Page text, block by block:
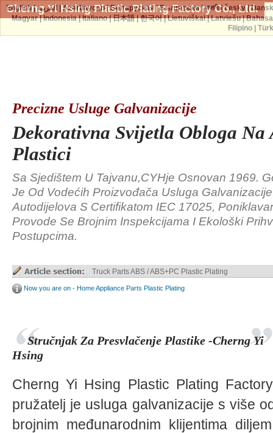
Cherng Yi Hsing Plastic Plating Factory Co., Ltd.
Precizne Usluge Galvanizacije
Dekorativna Svijetla Obloga Na
Plastici
Sa Sjedištem U Tajvanu,CYHje Osnovan 1969.
Je Od Vodećih Proizvođača Usluga
Autodijelova S ​​certifikatom IEC 17025,
Provode Se Brojnim Inspekcijama I Ekološki
Postupcima.
Truck Parts ABS / ABS+PC Plastic Plating
Now you are on - Home Appliance Parts Plastic Plating
Stručnjak Za Presvlačenje Plastike -Cherng Yi
Hsing
Cherng Yi Hsing Plastic Plating
pružatelj je usluga galvanizacije s više
brojnim međunarodnim klijentima
English|العربية |Azərbaycan|Беларуская|Български|বাঙ্গালী|česky|
Magyar|Indonesia|Italiano|日本語|한국어|Lietuviškai|Latviešu|
Filipino|